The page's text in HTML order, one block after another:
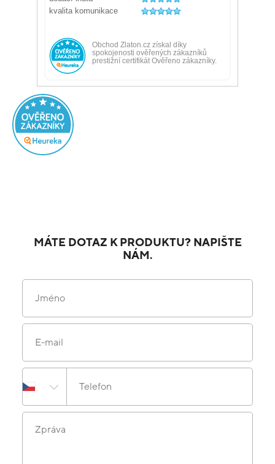
MÁTE DOTAZ K PRODUKTU? NAPIŠTE
NÁM.
Jméno
E-mail
Telefon
Zpráva